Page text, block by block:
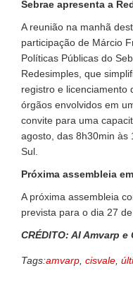
Sebrae apresenta a
A reunião na manhã
participação de Márcio
Políticas Públicas do
Redesimples, que
registro e licenciamento
órgãos envolvidos em
convite para uma
agosto, das 8h30min às
Sul.
Próxima assembleia
A próxima assembleia
prevista para o dia 27
CRÉDITO: AI Amvarp e
Tags:amvarp cisvale